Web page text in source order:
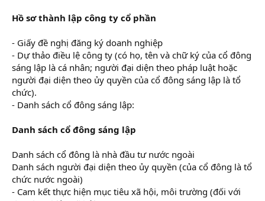
Hồ sơ thành lập công ty cổ phần
- Giấy đề nghị đăng ký doanh nghiệp
- Dự thảo điều lệ công ty (có họ, tên và chữ ký của cổ đông
sáng lập là cá nhân; người đại diện theo pháp luật hoặc
người đại diện theo ủy quyền của cổ đông sáng lập là tổ
chức).
- Danh sách cổ đông sáng lập:
Danh sách cổ đông sáng lập
Danh sách cổ đông là nhà đầu tư nước ngoài
Danh sách người đại diện theo ủy quyền (của cổ đông là tổ
chức nước ngoài)
- Cam kết thực hiện mục tiêu xã hội, môi trường (đối với